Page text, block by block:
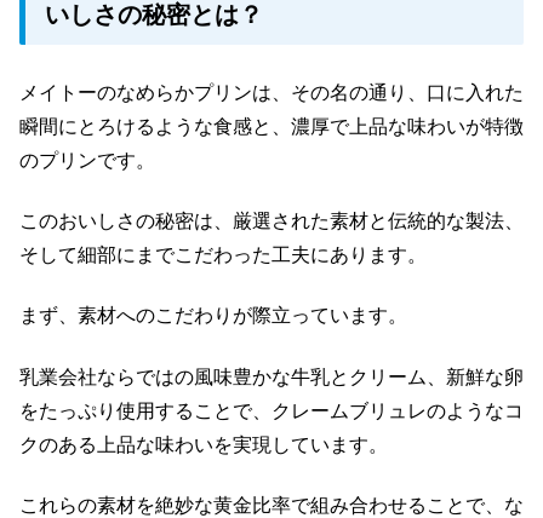
いしさの秘密とは？
メイトーのなめらかプリンは、その名の通り、口に入れた
瞬間にとろけるような食感と、濃厚で上品な味わいが特徴
のプリンです。
このおいしさの秘密は、厳選された素材と伝統的な製法、
そして細部にまでこだわった工夫にあります。
まず、素材へのこだわりが際立っています。
乳業会社ならではの風味豊かな牛乳とクリーム、新鮮な卵
をたっぷり使用することで、クレームブリュレのようなコ
クのある上品な味わいを実現しています。
これらの素材を絶妙な黄金比率で組み合わせることで、な